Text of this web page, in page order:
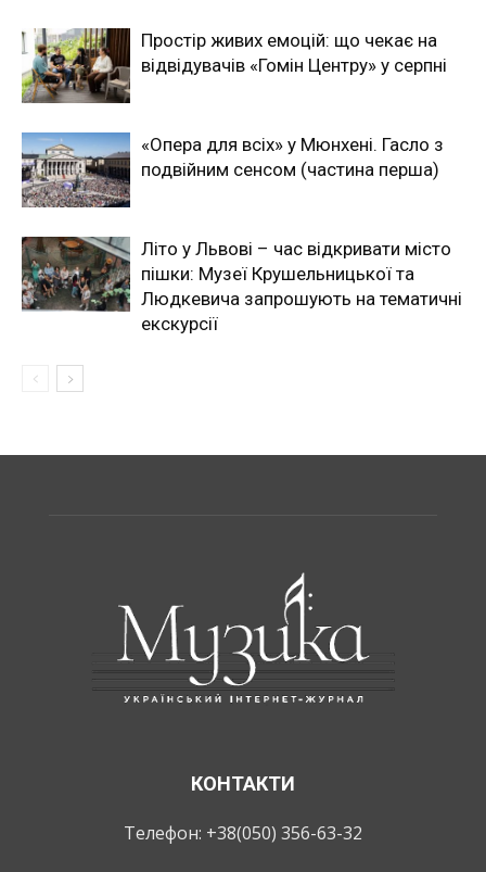
Простір живих емоцій: що чекає на
відвідувачів «Гомін Центру» у серпні
«Опера для всіх» у Мюнхені. Гасло з
подвійним сенсом (частина перша)
Літо у Львові – час відкривати місто
пішки: Музеї Крушельницької та
Людкевича запрошують на тематичні
екскурсії
КОНТАКТИ
Телефон: +38(050) 356-63-32